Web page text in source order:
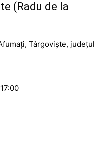
(Radu de la
Târgoviște, județul